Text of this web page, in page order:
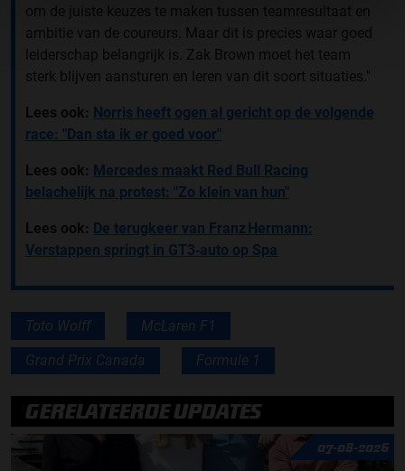
om de juiste keuzes te maken tussen teamresultaat en
ambitie van de coureurs. Maar dit is precies waar goed
leiderschap belangrijk is. Zak Brown moet het team
sterk blijven aansturen en leren van dit soort situaties.''
Lees ook: Norris heeft ogen al gericht op de volgende
race: "Dan sta ik er goed voor"
Lees ook: Mercedes maakt Red Bull Racing
belachelijk na protest: "Zo klein van hun"
Lees ook: De terugkeer van Franz Hermann:
Verstappen springt in GT3‑auto op Spa
Toto Wolff McLaren F1
Grand Prix Canada Formule 1
GERELATEERDE UPDATES
07-08-2026